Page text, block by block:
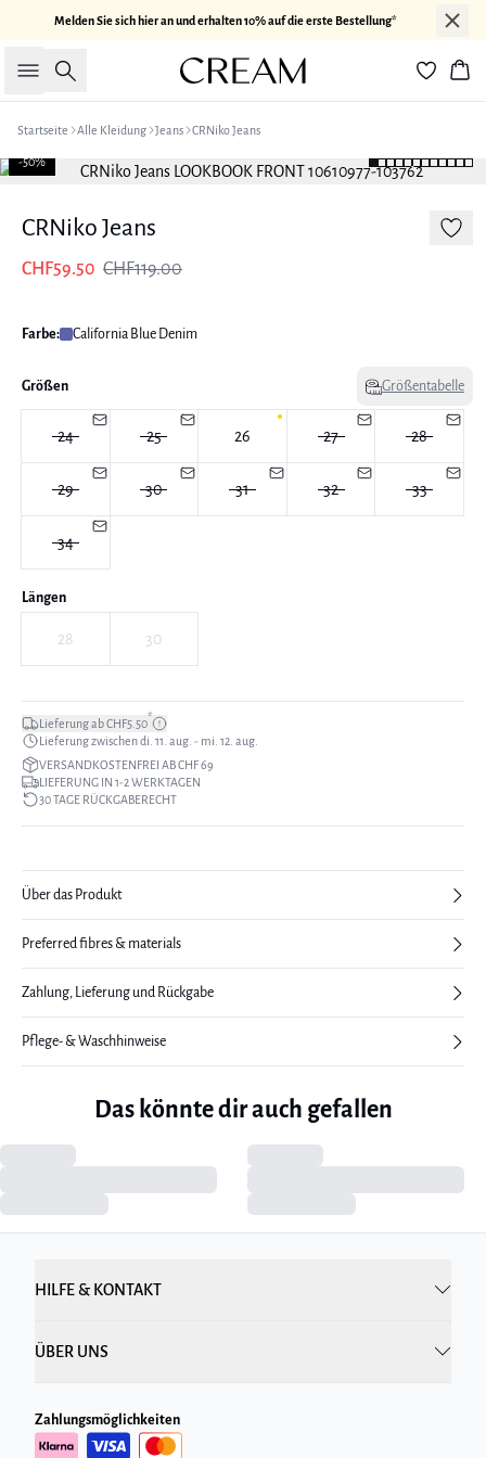
Melden Sie sich hier an und erhalten 10% auf die erste Bestellung*
Suche
Startseite Alle Kleidung Jeans CRNiko Jeans
-50%
CRNiko Jeans
CHF59.50 CHF119.00
Farbe: California Blue Denim
Größen Größentabelle
24 25 26 27 28
29 30 31 32 33
34
Längen
28 30
Lieferung ab CHF5.50*
Lieferung zwischen di. 11. aug. - mi. 12. aug.
VERSANDKOSTENFREI AB CHF 69
LIEFERUNG IN 1-2 WERKTAGEN
30 TAGE RÜCKGABERECHT
Über das Produkt
Preferred fibres & materials
Zahlung, Lieferung und Rückgabe
Pflege- & Waschhinweise
Das könnte dir auch gefallen
HILFE & KONTAKT
ÜBER UNS
Zahlungsmöglichkeiten